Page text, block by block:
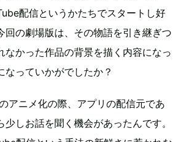
配信というかたちでスタートし好
回の劇場版は、その物語を引き継ぎつ
なかった作品の背景を描く内容になっ
なっていかがでしたか？
アニメ化の際、アプリの配信元であ
少しお話を聞く機会があったんです。